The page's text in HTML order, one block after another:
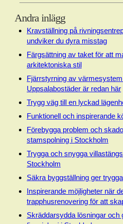
Andra inlägg
Kravställning på
undviker du dyra misstag
Färgsättning av taket för att
arkitektoniska stil
Fjärrstyrning av
Uppsalabostäder är redan här
Trygg väg till en lyckad
Funktionell och inspirerande
Förebygga problem och
stamspolning i Stockholm
Trygga och snygga
Stockholm
Säkra byggställning ger
Inspirerande möjligheter när
trapphusrenovering för att
Skräddarsydda lösningar och